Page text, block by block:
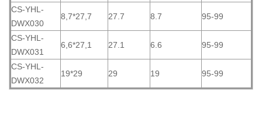
CS-YHL-
DWX030
8,7*27,7 27.7 8.7 95-99
CS-YHL-
DWX031
6,6*27,1 27.1 6.6 95-99
CS-YHL-
DWX032
19*29 29 19 95-99